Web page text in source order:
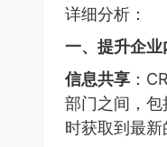
详细分析：
一、提升企
信息共享 ：
部门之间，
时获取到最新